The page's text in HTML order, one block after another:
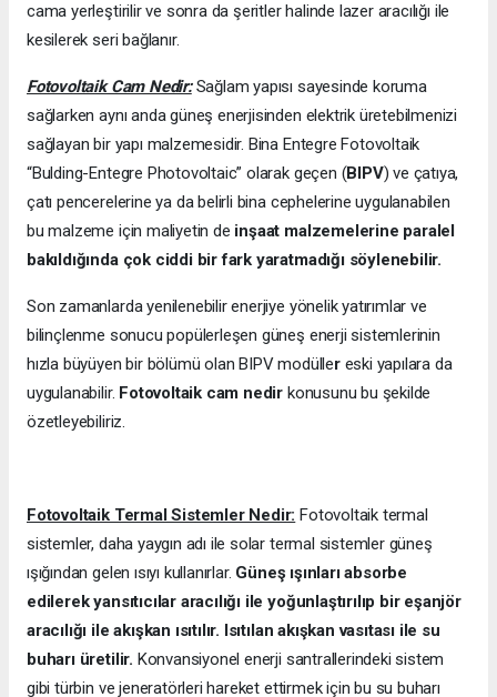
cama yerleştirilir ve sonra da şeritler halinde lazer aracılığı ile
kesilerek seri bağlanır.
Fotovoltaik Cam Nedir:Sağlam yapısı sayesinde koruma
sağlarken aynı anda güneş enerjisinden elektrik üretebilmenizi
sağlayan bir yapı malzemesidir. Bina Entegre Fotovoltaik
“Bulding-Entegre Photovoltaic” olarak geçen (BIPV) ve çatıya,
çatı pencerelerine ya da belirli bina cephelerine uygulanabilen
bu malzeme için maliyetin de inşaat malzemelerine paralel
bakıldığında çok ciddi bir fark yaratmadığı söylenebilir.
Son zamanlarda yenilenebilir enerjiye yönelik yatırımlar ve
bilinçlenme sonucu popülerleşen güneş enerji sistemlerinin
hızla büyüyen bir bölümü olan BIPV modüller eski yapılara da
uygulanabilir. Fotovoltaik cam nedir konusunu bu şekilde
özetleyebiliriz.
Fotovoltaik Termal Sistemler Nedir: Fotovoltaik termal
sistemler, daha yaygın adı ile solar termal sistemler güneş
ışığından gelen ısıyı kullanırlar. Güneş ışınları absorbe
edilerek yansıtıcılar aracılığı ile yoğunlaştırılıp bir eşanjör
aracılığı ile akışkan ısıtılır. Isıtılan akışkan vasıtası ile su
buharı üretilir. Konvansiyonel enerji santrallerindeki sistem
gibi türbin ve jeneratörleri hareket ettirmek için bu su buharı